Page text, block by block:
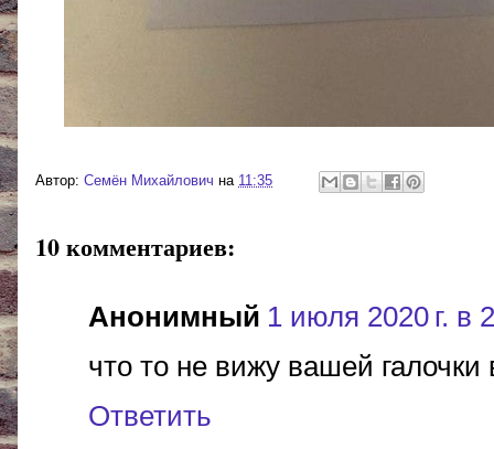
Автор: Cемён Михайлович на 11:35
10 комментариев:
Анонимный 1 июля 2020 г. в
что то не вижу вашей галочки
Ответить